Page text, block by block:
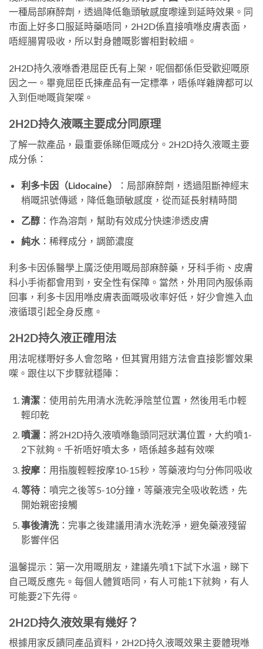
一種局部麻醉劑，透過降低龜頭敏感度嚟達到延時效果。同
市面上好多口服延時藥唔同，2H2D係直接噴喺皮膚表面，
唔經腸胃吸收，所以對身體嘅影響相對較細。
2H2D持久液喺香港屈臣氏有上架，呢個都係佢受歡迎嘅原
因之一。畢竟屈臣氏揀產品有一定標準，唔係咩雜牌都可以
入到佢哋嘅貨架㗎。
2H2D持久液嘅主要成分同原理
了解一款產品，最重要係睇佢嘅成分。2H2D持久液嘅主要
成分係：
利多卡因（Lidocaine）
：局部麻醉劑，透過阻斷神經末
梢嘅訊號傳遞，降低龜頭敏感度，從而延長射精時間
乙醇：作為溶劑，幫助有效成分快速滲透皮膚
純水 ：稀釋成分，調節濃度
利多卡因係醫學上廣泛使用嘅局部麻醉藥，牙科手術、皮膚
科小手術都會用到，安全性有保障。當然，外用同內服係兩
回事，利多卡因用喺皮膚表面嘅吸收率好低，好少會進入血
液循環引起全身反應。
2H2D持久液正確用法
用法呢樣嘢好多人會忽略，但其實用錯方法會直接影響效果
㗎。跟住以下步驟就穩陣：
清潔：使用前先用清水洗乾淨陰莖位置，然後用毛巾輕
輕印乾
噴灑：將2H2D持久液噴喺龜頭同冠狀溝位置，大約噴1-
2下就夠。千祈唔好噴太多，唔係越多越有效㗎
按摩：用指腹輕輕按摩10-15秒，等藥液均勻分佈同吸收
等待：噴完之後等5-10分鐘，等藥液完全吸收乾透，先
開始親密接觸
事後清洗：完事之後建議用清水洗乾淨，避免藥液殘留
影響伴侶
溫馨提示：第一次用嘅朋友，建議先噴1下試下水溫，睇下
自己嘅反應先。每個人體質唔同，有人可能1下就夠，有人
可能要2下先得。
2H2D持久液效果有幾好？
根據用家反饋同產品資料，2H2D持久液嘅效果主要體現喺